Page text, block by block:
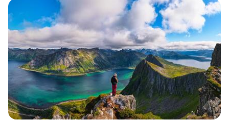
керамики и изделий из кожи на турецких рынках и в
аутентичных лавках — в подарок близким или себе на
память о путешествии.